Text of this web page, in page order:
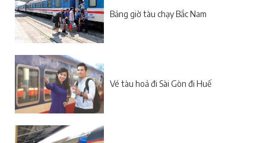
Bảng giờ tàu chạy Bắc Nam
Vé tàu hoả đi Sài Gòn đi Huế